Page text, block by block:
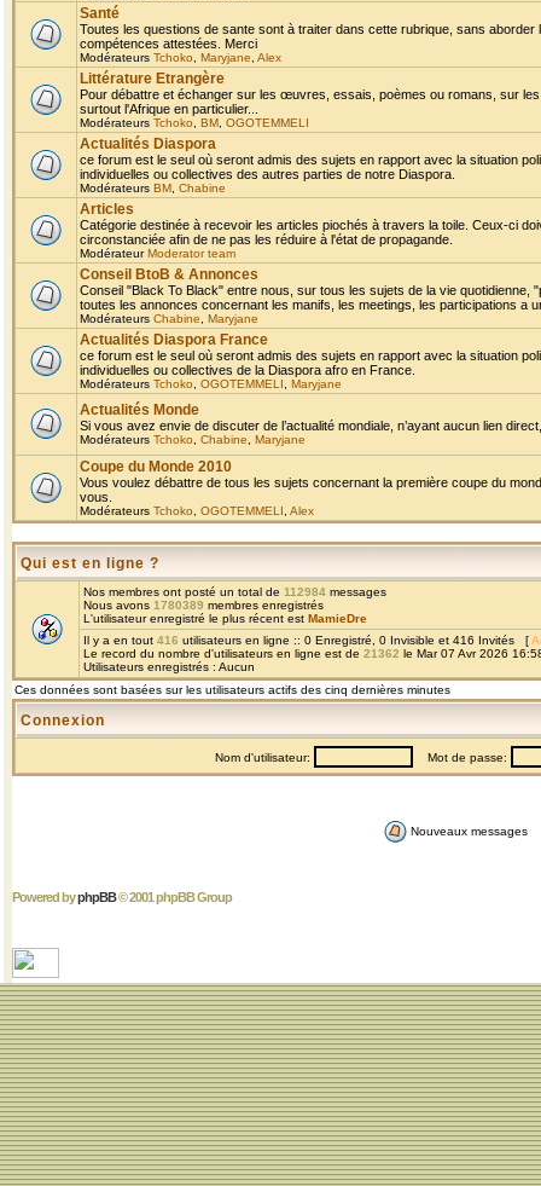
Santé
Toutes les questions de sante sont à traiter dans cette rubrique, sans
compétences attestées. Merci
Modérateurs Tchoko Maryjane Alex
Littérature Etrangère
Pour débattre et échanger sur les œuvres, essais, poèmes ou romans, sur
surtout l'Afrique en particulier...
Modérateurs Tchoko BM OGOTEMMELI
Actualités Diaspora
ce forum est le seul où seront admis des sujets en rapport avec la situation
individuelles ou collectives des autres parties de notre Diaspora.
Modérateurs BM Chabine
Articles
Catégorie destinée à recevoir les articles piochés à travers la toile. Ceux-ci
circonstanciée afin de ne pas les réduire à l'état de propagande.
ModérateurModerator team
Conseil BtoB & Annonces
Conseil "Black To Black" entre nous, sur tous les sujets de la vie
toutes les annonces concernant les manifs, les meetings, les participations a
Modérateurs Chabine Maryjane
Actualités Diaspora France
ce forum est le seul où seront admis des sujets en rapport avec la situation
individuelles ou collectives de la Diaspora afro en France.
Modérateurs Tchoko OGOTEMMELI Maryjane
Actualités Monde
Si vous avez envie de discuter de l’actualité mondiale, n’ayant aucun lien
Modérateurs Tchoko Chabine Maryjane
Coupe du Monde 2010
Vous voulez débattre de tous les sujets concernant la première coupe du
vous.
Modérateurs Tchoko OGOTEMMELI Alex
Qui est en ligne ?
Nos membres ont posté un total de 112984 messages
Nous avons 1780389 membres enregistrés
L'utilisateur enregistré le plus récent est MamieDre
Il y a en tout 416 utilisateurs en ligne :: 0 Enregistré, 0 Invisible et 416 Invités [
Le record du nombre d'utilisateurs en ligne est de 21362 le Mar 07 Avr 2026
Utilisateurs enregistrés : Aucun
Ces données sont basées sur les utilisateurs actifs des cinq dernières minutes
Connexion
Nom d'utilisateur: Mot de passe:
Nouveaux messages
Powered byphpBB© 2001 phpBB Group